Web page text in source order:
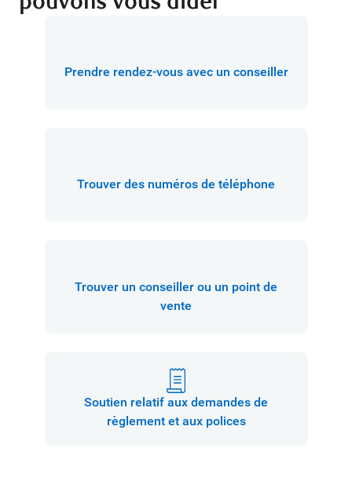
Prendre rendez-vous avec un conseiller
Trouver des numéros de téléphone
Trouver un conseiller ou un point de
vente
Soutien relatif aux demandes de
règlement et aux polices